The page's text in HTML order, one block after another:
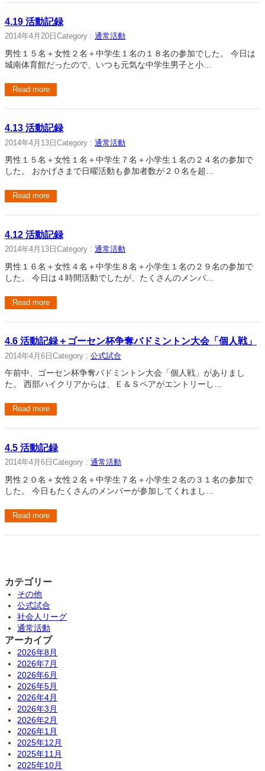
4.19 活動記録
2014年4月20日 Category : 通常活動
男性１５名＋女性２名＋中学生１名の１８名の参加でした。 今日は
城南体育館だったので、いつも元気な中学生男子と小…
Read more
4.13 活動記録
2014年4月13日 Category : 通常活動
男性１５名＋女性１名＋中学生７名＋小学生１名の２４名の参加で
した。 おかげさまで日曜活動も参加者数が２０名を超…
Read more
4.12 活動記録
2014年4月13日 Category : 通常活動
男性１６名＋女性４名＋中学生８名＋小学生１名の２９名の参加で
した。 今日は４時間活動でしたが、たくさんのメンバ…
Read more
4.6 活動記録＋ゴーセン杯争奪バドミントン大会「個人戦」
2014年4月6日 Category : 公式試合
午前中、ゴーセン杯争奪バドミントン大会「個人戦」がありまし
た。 西部ハイクリアからは、Ｅ＆Ｓペアがエントリーし…
Read more
4.5 活動記録
2014年4月6日 Category : 通常活動
男性２０名＋女性２名＋中学生７名＋小学生２名の３１名の参加で
した。 今日もたくさんのメンバーが参加してくれまし…
Read more
カテゴリー
その他
公式試合
社会人リーグ
通常活動
アーカイブ
2026年8月
2026年7月
2026年6月
2026年5月
2026年4月
2026年3月
2026年2月
2026年1月
2025年12月
2025年11月
2025年10月